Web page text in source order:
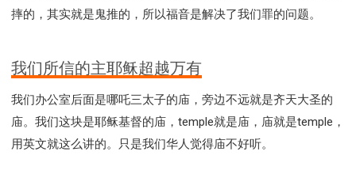
摔的，其实就是鬼推的，所以福音是解决了我们罪的问题。
我们所信的主耶稣超越万有
我们办公室后面是哪吒三太子的庙，旁边不远就是齐天大圣的
庙。我们这块是耶稣基督的庙，temple就是庙，庙就是temple，
用英文就这么讲的。只是我们华人觉得庙不好听。